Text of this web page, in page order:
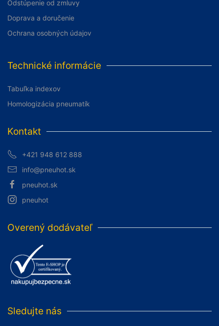
Odstúpenie od zmluvy
Doprava a doručenie
Ochrana osobných údajov
Technické informácie
Tabuľka indexov
Homologizácia pneumatík
Kontakt
+421 948 612 888
info@pneuhot.sk
pneuhot.sk
pneuhot
Overený dodávateľ
Sledujte nás